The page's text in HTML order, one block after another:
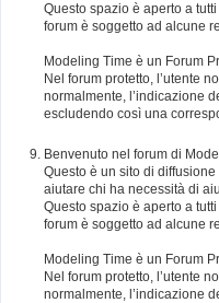
Questo spazio è aperto a
forum è soggetto ad alcune
Modeling Time è un Forum
Nel forum protetto, l’utente
normalmente, l’indicazione
escludendo così una
Benvenuto nel forum di
Questo è un sito di
aiutare chi ha necessità di
Questo spazio è aperto a
forum è soggetto ad alcune
Modeling Time è un Forum
Nel forum protetto, l’utente
normalmente, l’indicazione